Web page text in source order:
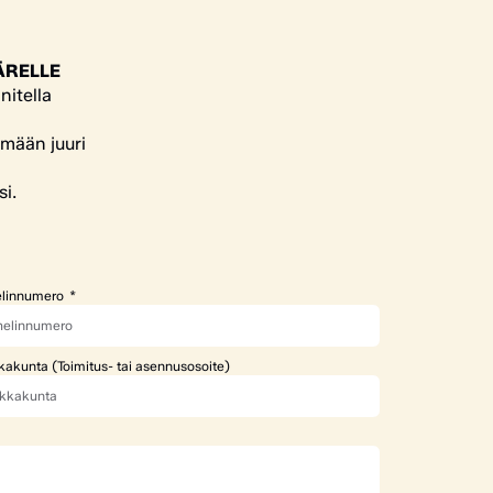
juuri
(Toimitus- tai asennusosoite)